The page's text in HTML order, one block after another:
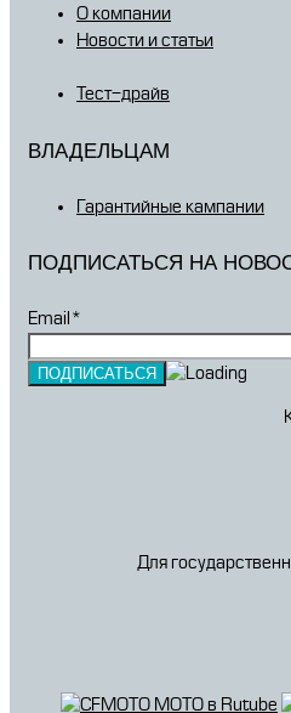
О компании
Новости и статьи
Тест-драйв
ВЛАДЕЛЬЦАМ
Гарантийные кампании
ПОДПИСАТЬСЯ НА
Email*
Для